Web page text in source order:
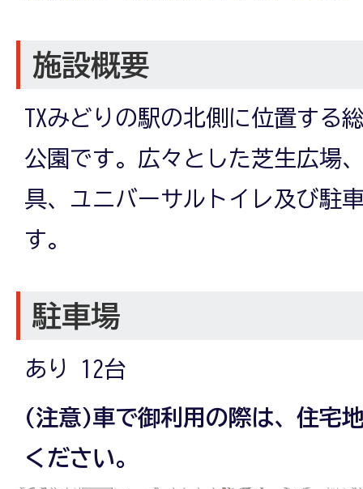
施設概要
TXみどりの駅の北側に位置する
公園です。広々とした芝生広場
具、ユニバーサルトイレ及び駐
す。
駐車場
あり 12台
(注意)車で御利用の際は、住宅
ください。